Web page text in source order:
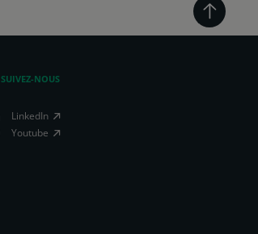
SUIVEZ-NOUS
LinkedIn
Youtube